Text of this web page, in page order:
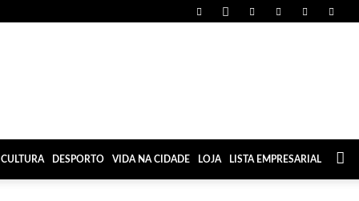
CULTURA DESPORTO VIDA NA CIDADE LOJA LISTA EMPRESARIAL